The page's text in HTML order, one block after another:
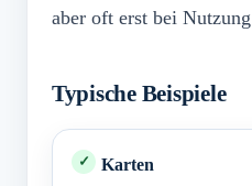
aber oft erst bei
Typische Beispiele
Karten